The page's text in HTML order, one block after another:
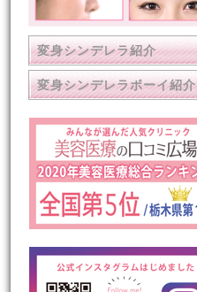
変身シンデレラ紹介
変身シンデレラボーイ紹介